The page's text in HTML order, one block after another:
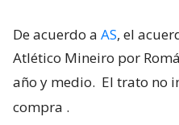
De acuerdo a AS, el
Atlético Mineiro por
año y medio. El trato no
compra .